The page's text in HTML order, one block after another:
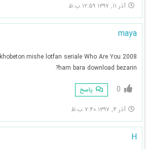
آذر ۱۱, ۱۳۹۷ ۱۲:۵۹ ب.ظ
maya
lotfan seriale Who Are You 2008
ham bara download bezarin?
0 پاسخ
آذر ۴, ۱۳۹۷ ۷:۴۰ ب.ظ
H